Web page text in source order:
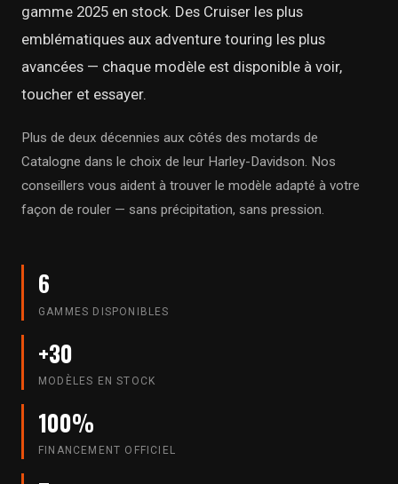
gamme 2025 en stock. Des Cruiser les plus
emblématiques aux adventure touring les plus
avancées — chaque modèle est disponible à voir,
toucher et essayer.
Plus de deux décennies aux côtés des motards de
Catalogne dans le choix de leur Harley-Davidson. Nos
conseillers vous aident à trouver le modèle adapté à votre
façon de rouler — sans précipitation, sans pression.
6
GAMMES DISPONIBLES
+30
MODÈLES EN STOCK
100%
FINANCEMENT OFFICIEL